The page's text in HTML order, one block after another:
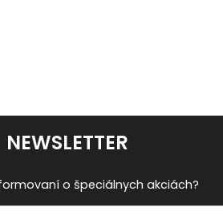
NEWSLETTER
o špeciálnych akciách?